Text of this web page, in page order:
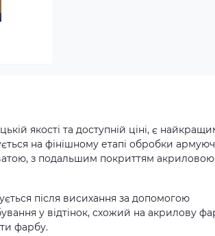
якості та доступній ціні, є
на фінішному етапі обробки
з подальшим покриттям акриловою
після висихання за допомогою
у відтінок, схожий на акрилову
фарбу.